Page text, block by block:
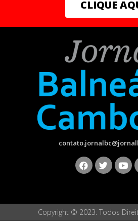
CLIQUE
Copyright © 2023. Todos